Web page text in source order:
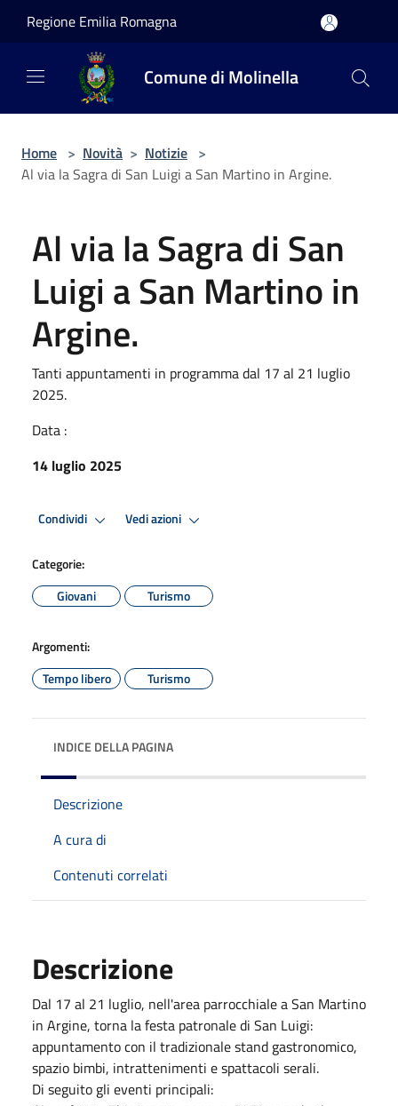
Regione Emilia Romagna
Comune di Molinella
Home > Novità > Notizie >
Al via la Sagra di San Luigi a San Martino in Argine.
Al via la Sagra di San
Luigi a San Martino in
Argine.
Tanti appuntamenti in programma dal 17 al 21 luglio
2025.
Data :
14 luglio 2025
Condividi Vedi azioni
Categorie:
Giovani
Turismo
Argomenti:
Tempo libero
Turismo
INDICE DELLA PAGINA
Descrizione
A cura di
Contenuti correlati
Descrizione
Dal 17 al 21 luglio, nell'area parrocchiale a San Martino
in Argine, torna la festa patronale di San Luigi:
appuntamento con il tradizionale stand gastronomico,
spazio bimbi, intrattenimenti e spattacoli serali.
Di seguito gli eventi principali: